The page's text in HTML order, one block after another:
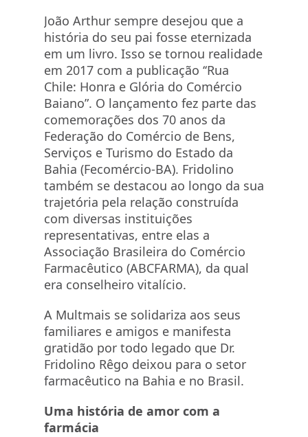
João Arthur sempre desejou que a
história do seu pai fosse eternizada
em um livro. Isso se tornou realidade
em 2017 com a publicação ‘‘Rua
Chile: Honra e Glória do Comércio
Baiano”. O lançamento fez parte das
comemorações dos 70 anos da
Federação do Comércio de Bens,
Serviços e Turismo do Estado da
Bahia (Fecomércio-BA). Fridolino
também se destacou ao longo da sua
trajetória pela relação construída
com diversas instituições
representativas, entre elas a
Associação Brasileira do Comércio
Farmacêutico (ABCFARMA), da qual
era conselheiro vitalício.
A Multmais se solidariza aos seus
familiares e amigos e manifesta
gratidão por todo legado que Dr.
Fridolino Rêgo deixou para o setor
farmacêutico na Bahia e no Brasil.
Uma história de amor com a
farmácia